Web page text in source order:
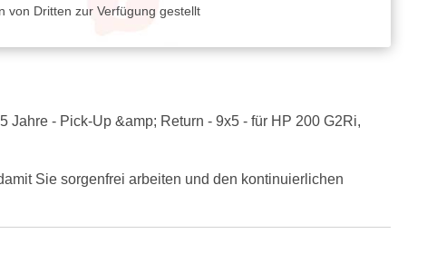
von Dritten zur Verfügung gestellt
- Pick-Up &amp; Return - 9x5 - für HP 200 G2Ri,
Sie sorgenfrei arbeiten und den kontinuierlichen